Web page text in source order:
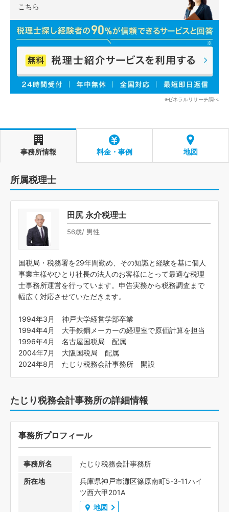
こちら
※ゼネラルリサーチ調べ
事務所情報 料金・事例 地図
所属税理士
田尻 永介税理士
56歳/ 男性
国税局・税務署を29年間勤め、その知識と経験を基に個人
事業主様やひとり社長の法人のお客様にとって最適な税理
士事務所運営を行っています。申告実務から税務調査まで
幅広く対応させていただきます。
1994年3月 神戸大学経営学部卒業
1994年4月 大手鉄鋼メーカーの経理室で原価計算を担当
1996年4月 名古屋国税局 配属
2004年7月 大阪国税局 配属
2024年8月 たじり税務会計事務所 開設
たじり税務会計事務所の詳細情報
事務所プロフィール
事務所名
たじり税務会計事務所
所在地
兵庫県神戸市灘区篠原南町5-3-11ハイ
ツ西六甲201A
地図